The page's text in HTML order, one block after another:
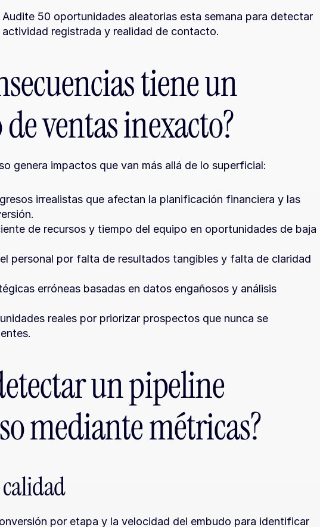
Audite 50 oportunidades aleatorias esta semana para detectar
registrada y realidad de contacto.
tiene un
ventas inexacto?
genera impactos que van más allá de lo superficial:
irrealistas que afectan la planificación financiera y las
de recursos y tiempo del equipo en oportunidades de baja
personal por falta de resultados tangibles y falta de claridad
erróneas basadas en datos engañosos y análisis
reales por priorizar prospectos que nunca se
un pipeline
mediante métricas?
por etapa y la velocidad del embudo para identificar